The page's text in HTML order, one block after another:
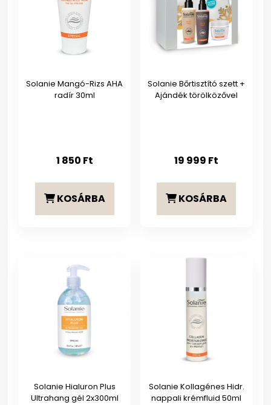
Solanie Mangó-Rizs AHA
radír 30ml
1 850 Ft
KOSÁRBA
Solanie Bőrtisztító szett +
Ajándék törölközővel
19 999 Ft
KOSÁRBA
Solanie Hialuron Plus
Ultrahang gél 2x300ml
Solanie Kollagénes Hidr.
nappali krémfluid 50ml